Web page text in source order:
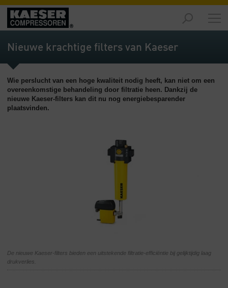
Producten
-
Overzicht
-
Overzicht
Nieuwe krachtige filters van Kaeser
Wie perslucht van een hoge kwaliteit nodig heeft, kan niet om een
overeenkomstige behandeling door filtratie heen. Dankzij de
nieuwe Kaeser-filters kan dit nu nog energiebesparender
plaatsvinden.
De nieuwe Kaeser-filters bieden een uitstekende filtratie-efficiëntie bij gelijktijdig laag
drukverlies.